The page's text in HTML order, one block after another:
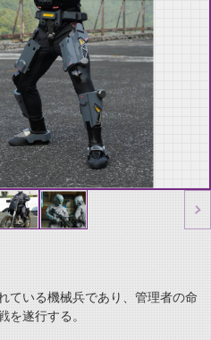
ている機械兵であり、管理者の命
を遂行する。